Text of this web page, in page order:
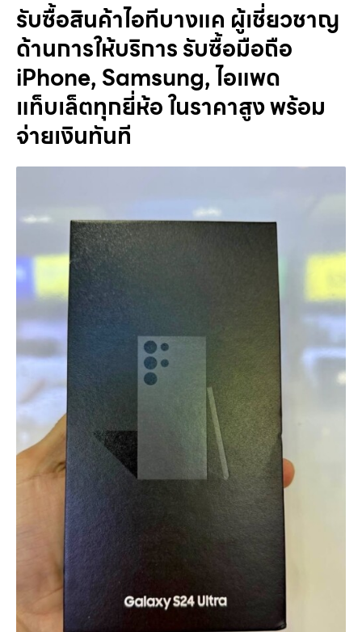
รับซื้อสินค้าไอทีบางแค ผู้เชี่ยวชาญ
ด้านการให้บริการ รับซื้อมือถือ
iPhone, Samsung, ไอแพด
แท็บเล็ตทุกยี่ห้อ ในราคาสูง พร้อม
จ่ายเงินทันที